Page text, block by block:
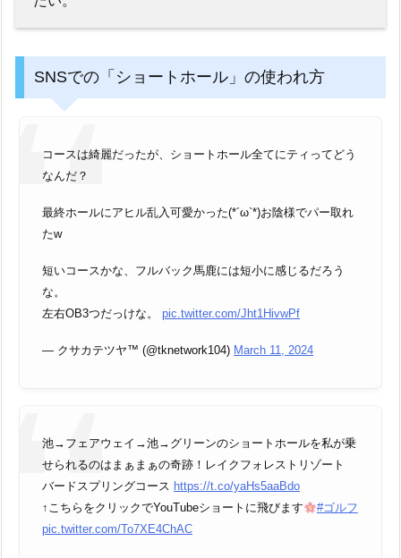
SNSでの「ショートホール」の使われ方
コースは綺麗だったが、ショートホール全てにティってどう
なんだ？
最終ホールにアヒル乱入可愛かった(*´ω`*)お陰様でパー取れ
たw
短いコースかな、フルバック馬鹿には短小に感じるだろう
な。
左右OB3つだっけな。 pic.twitter.com/Jht1HivwPf
— クサカテツヤ™️ (@tknetwork104) March 11, 2024
池→フェアウェイ→池→グリーンのショートホールを私が乗
せられるのはまぁまぁの奇跡！レイクフォレストリゾート
バードスプリングコース https://t.co/yaHs5aaBdo
↑こちらをクリックでYouTubeショートに飛びます
#ゴルフ
pic.twitter.com/To7XE4ChAC